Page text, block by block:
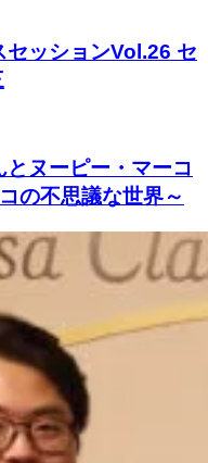
ッションVol.26 セ
ヌーピー・マーコ
の不思議な世界～